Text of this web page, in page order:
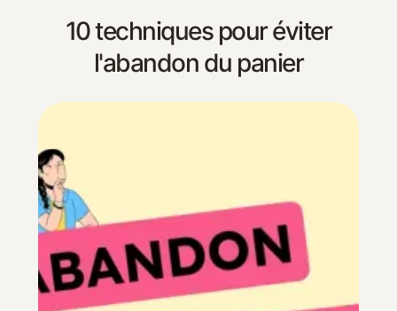
10 techniques pour éviter
l'abandon du panier